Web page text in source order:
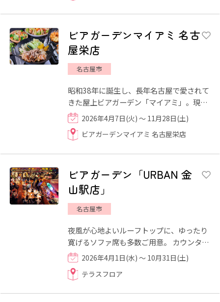
ビアガーデンマイアミ 名古
屋栄店
名古屋市
昭和38年に誕生し、長年名古屋で愛されて
きた屋上ビアガーデン「マイアミ」。現在
は名古屋三越栄店の屋上に場所を移し、伝
統を受け継ぎながら進化...
2026年4月7日(火) ～ 11月28日(土)
ビアガーデンマイアミ 名古屋栄店
ビアガーデン「URBAN 金
山駅店」
名古屋市
夜風が心地よいルーフトップに、ゆったり
寛げるソファ席も多数ご用意。 カウンター
席など豊富な席種があり、抜群の開放で景
色も楽しむ“空の上のリ...
2026年4月1日(水) ～ 10月31日(土)
テラスフロア